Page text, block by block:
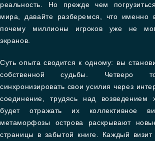
реальность. Но прежде чем
мира, давайте разберемся, что именно
почему миллионы игроков уже не
экранов.
Суть опыта сводится к одному: вы
собственной судьбы. Четверо
синхронизировать свои усилия через
соединение, трудясь над возведением
будет отражать их коллективное
метаморфозы острова раскрывают
страницы в забытой книге. Каждый